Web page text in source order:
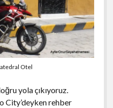
Otel
yola çıkıyoruz.
City’deyken rehber